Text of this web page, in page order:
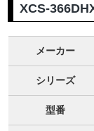
XCS-
メーカー
シリーズ
型番